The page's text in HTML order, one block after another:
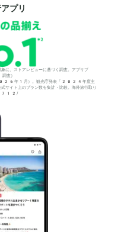
プリ
に、ストアレビューに基づく調査。アプリブ
査）
2026年1月）。観光庁発表「2024年度主
イト上のプラン数を集計・比較。海外旅行取り